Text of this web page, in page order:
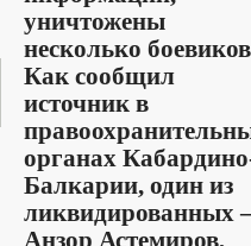
уничтожены
несколько
Как сообщил
источник в
органах
Балкарии, один из
ликвидированных
Анзор Астемиров,